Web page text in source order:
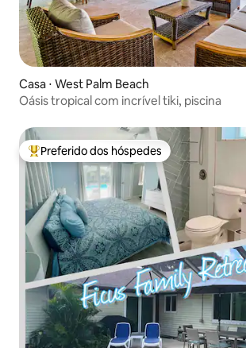
Casa ⋅ West Palm Beach
Oásis tropical com incrível tiki, piscina
Entre os melhores preferidos dos hóspedes
Preferido dos hóspedes